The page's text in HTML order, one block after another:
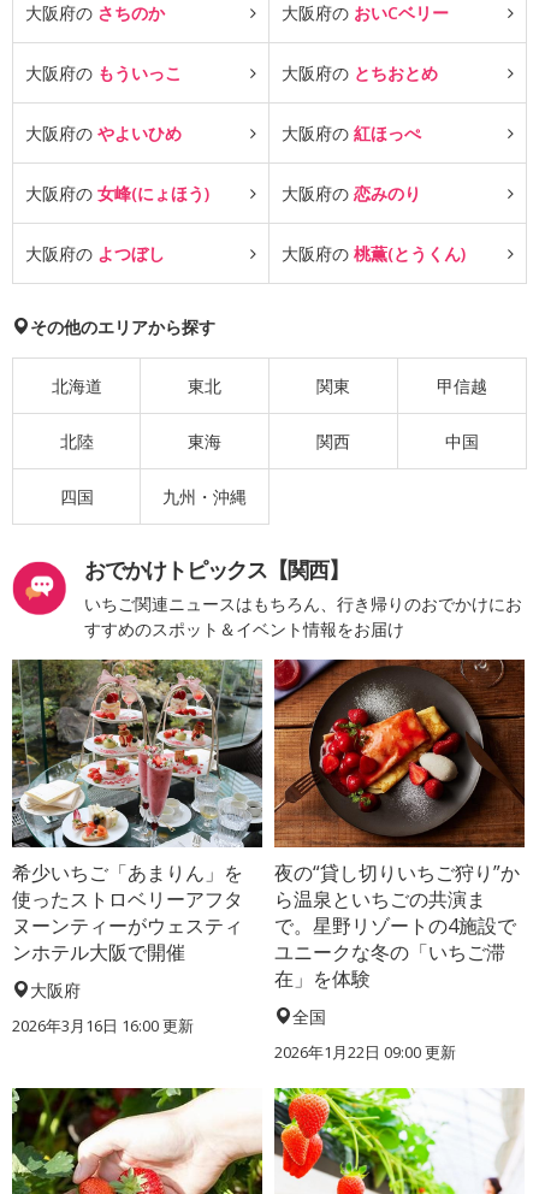
大阪府の さちのか 大阪府の おいCベリー
大阪府の もういっこ 大阪府の とちおとめ
大阪府の やよいひめ 大阪府の 紅ほっぺ
大阪府の 女峰(にょほう) 大阪府の 恋みのり
大阪府の よつぼし 大阪府の 桃薫(とうくん)
その他のエリアから探す
北海道 東北 関東 甲信越
北陸 東海 関西 中国
四国 九州・沖縄
おでかけトピックス【関西】
いちご関連ニュースはもちろん、行き帰りのおでかけにお
すすめのスポット＆イベント情報をお届け
希少いちご「あまりん」を
使ったストロベリーアフタ
ヌーンティーがウェスティ
ンホテル大阪で開催
大阪府
2026年3月16日 16:00 更新
夜の“貸し切りいちご狩り”か
ら温泉といちごの共演ま
で。星野リゾートの4施設で
ユニークな冬の「いちご滞
在」を体験
全国
2026年1月22日 09:00 更新